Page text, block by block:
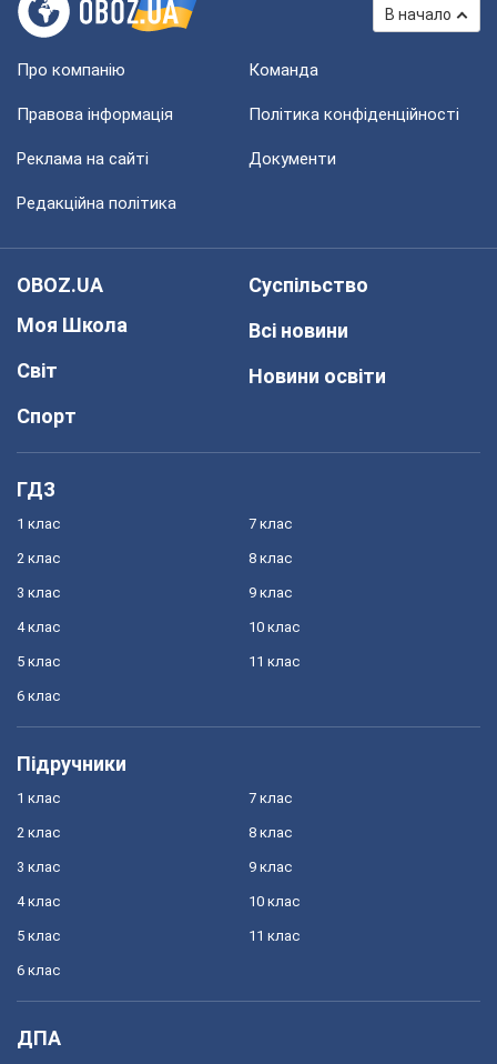
В начало
Про компанію Команда
Правова інформація Політика конфіденційності
Реклама на сайті Документи
Редакційна політика
OBOZ.UA
Моя Школа
Світ
Спорт
Суспільство
Всі новини
Новини освіти
ГДЗ
1 клас
2 клас
3 клас
4 клас
5 клас
6 клас
7 клас
8 клас
9 клас
10 клас
11 клас
Підручники
1 клас
2 клас
3 клас
4 клас
5 клас
6 клас
7 клас
8 клас
9 клас
10 клас
11 клас
ДПА